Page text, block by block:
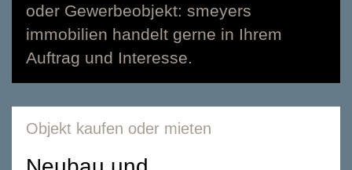
oder Gewerbeobjekt: smeyers
immobilien handelt gerne in Ihrem
Auftrag und Interesse.
Objekt kaufen oder mieten